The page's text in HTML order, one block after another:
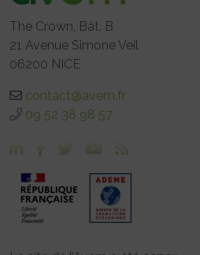
The Crown, Bât. B
21 Avenue Simone Veil
06200 NICE
contact@avem.fr
09 52 38 98 57